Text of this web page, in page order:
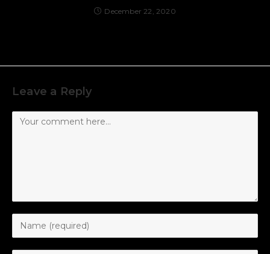
December 22, 2020
Leave a Reply